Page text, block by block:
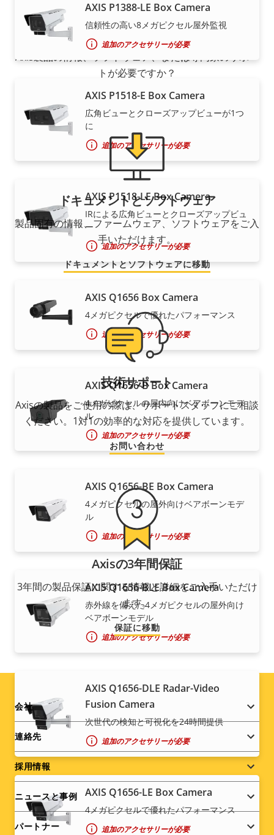
AXIS P1388-LE Box Camera
信頼性の高い8メガピクセル屋外監視
追加のアクセサリーが必要
AXIS P1518-E Box Camera
広角ビューとクローズアップビューが1つ
に
追加のアクセサリーが必要
AXIS P1518-LE Box Camera
IRによる広角ビューとクローズアップビュ
ー
追加のアクセサリーが必要
AXIS Q1656 Box Camera
4メガピクセルで優れたパフォーマンス
追加のアクセサリーが必要
AXIS Q1656-B Box Camera
4メガピクセルの屋内向けベアボーンモデ
ル
追加のアクセサリーが必要
AXIS Q1656-BE Box Camera
4メガピクセルの屋外向けベアボーンモデ
ル
追加のアクセサリーが必要
AXIS Q1656-BLE Box Camera
赤外線を備えた4メガピクセルの屋外向け
ベアボーンモデル
追加のアクセサリーが必要
AXIS Q1656-DLE Radar-Video
Fusion Camera
次世代の検知と可視化を24時間提供
追加のアクセサリーが必要
AXIS Q1656-LE Box Camera
4メガピクセルで優れたパフォーマンス
追加のアクセサリーが必要
サポートとリソース
Axis製品の情報、ソフトウェア、または専門家のサポー
トが必要ですか？
ドキュメントとソフトウェア
製品固有の情報、ファームウェア、ソフトウェアをご入
手いただけます。
ドキュメントとソフトウェアに移動
技術サポート
Axisの製品をご使用の際は、サポートスタッフにご相談
ください。1対1の効率的な対応を提供しています。
お問い合わせ
Axisの3年間保証
3年間の製品保証に関する情報と詳細をご入手いただけ
ます。
保証に移動
Footer
menu
会社
連絡先
採用情報
ニュースと事例
パートナー